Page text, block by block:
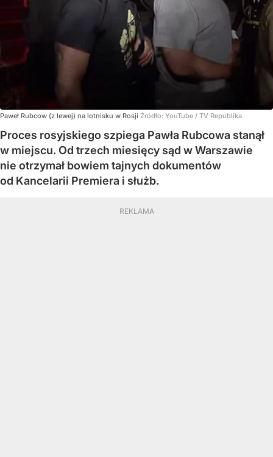
Paweł Rubcow (z lewej) na lotnisku w Rosji Źródło: YouTube / TV Republika
Proces rosyjskiego szpiega Pawła Rubcowa stanął
w miejscu. Od trzech miesięcy sąd w Warszawie
nie otrzymał bowiem tajnych dokumentów
od Kancelarii Premiera i służb.